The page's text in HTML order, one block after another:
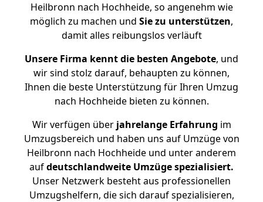
Heilbronn nach Hochheide, so angenehm wie
möglich zu machen und Sie zu unterstützen,
damit alles reibungslos verläuft
Unsere Firma kennt die besten Angebote, und
wir sind stolz darauf, behaupten zu können,
Ihnen die beste Unterstützung für Ihren Umzug
nach Hochheide bieten zu können.
Wir verfügen überjahrelange Erfahrung im
Umzugsbereich und haben uns auf Umzüge von
Heilbronn nach Hochheide und unter anderem
aufdeutschlandweite Umzüge spezialisiert.
Unser Netzwerk besteht aus professionellen
Umzugshelfern, die sich darauf spezialisieren,